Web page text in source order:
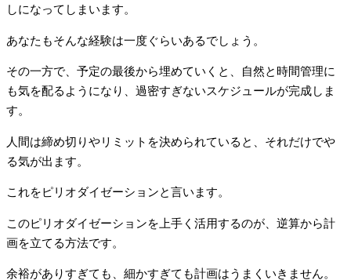
しになってしまいます。
あなたもそんな経験は一度ぐらいあるでしょう。
その一方で、予定の最後から埋めていくと、自然と時間管理に
も気を配るようになり、過密すぎないスケジュールが完成しま
す。
人間は締め切りやリミットを決められていると、それだけでや
る気が出ます。
これをピリオダイゼーションと言います。
このピリオダイゼーションを上手く活用するのが、逆算から計
画を立てる方法です。
余裕がありすぎても、細かすぎても計画はうまくいきません。